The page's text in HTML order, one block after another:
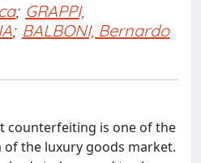
; GRAPPI,
; BALBONI, Bernardo
counterfeiting is one of the
the luxury goods market.